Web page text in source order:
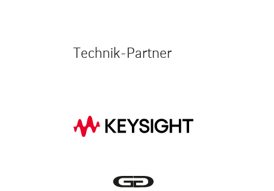
Technik-Partner